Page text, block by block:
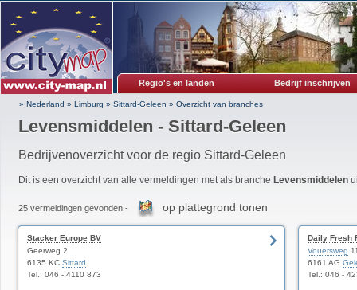
Regio's en landen Bedrijf inschrijven
» Nederland » Limburg » Sittard-Geleen » Overzicht van branches
Levensmiddelen - Sittard-Geleen
Bedrijvenoverzicht voor de regio Sittard-Geleen
Dit is een overzicht van alle vermeldingen met als branche Levensmiddelen
25 vermeldingen gevonden - op plattegrond tonen
Stacker Europe BV
Geerweg 2
6135 KC Sittard
Tel.: 046 - 4110 873
Daily Fresh
Vouersweg
6161 AG
Tel.: 046 -